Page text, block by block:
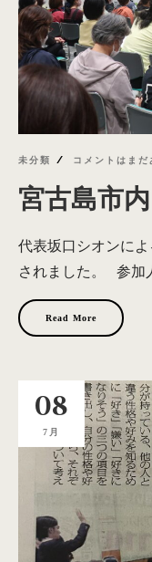
未分類 コメントはまだ
宮古島市
代表坂口シオンに
されました。 参
Read More
08
7月